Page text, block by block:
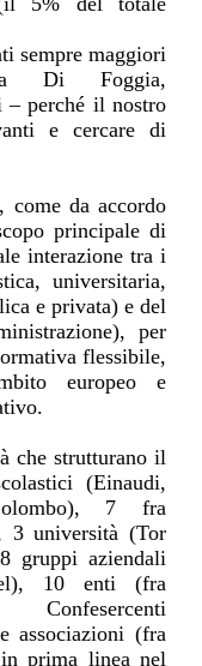
sempre maggiori
Di Foggia,
perché il nostro
e cercare di
da accordo
principale di
interazione tra i
universitaria,
e privata) e del
per
flessibile,
europeo e
che strutturano il
(Einaudi,
7 fra
3 università (Tor
gruppi aziendali
10 enti (fra
associazioni (fra
prima linea nel